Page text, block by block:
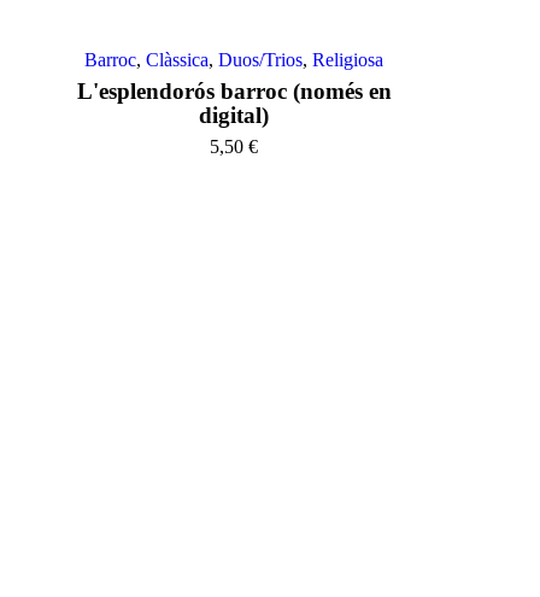
Barroc,Clàssica,Duos/Trios,Religiosa
L'esplendorós barroc (només en
digital)
5,50€